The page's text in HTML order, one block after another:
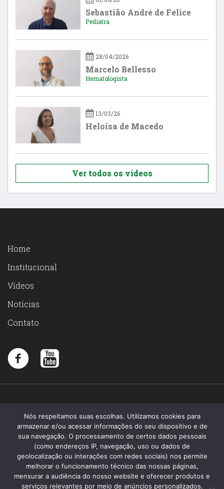
Sebastião André de Felice
Pediatra
28/04/2026
Marcelo Bellesso
Hematologista
13/03/26
Heloisa de Macedo
Ver todos os vídeos
Home
Institucional
Vídeos
Notícias
Contato
Nós respeitamos suas escolhas. Utilizamos cookies para
armazenar e/ou acessar informações do seu dispositivo e de
sua navegação. O processamento de certos dados pessoais
(como endereços IP, navegação, uso ou dados de
geolocalização ou interações com redes sociais) nos permite
melhorar o funcionamento técnico das nossas páginas,
mensurar a audiência do nosso website e oferecer produtos e
serviços relevantes por meio de anúncios personalizados.